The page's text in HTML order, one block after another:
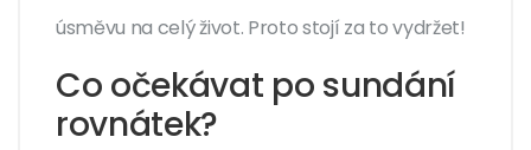
úsměvu na celý život. Proto stojí za to vydržet!
Co očekávat po sundání
rovnátek?